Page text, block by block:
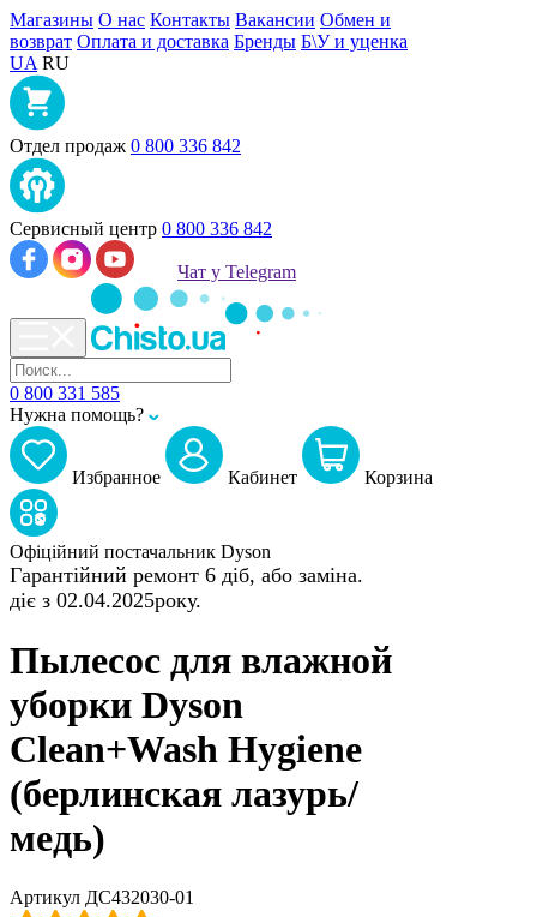
Магазины О нас Контакты Вакансии Обмен и
возврат Оплата и доставка Бренды Б\У и уценка
UA RU
Отдел продаж 0 800 336 842
Сервисный центр 0 800 336 842
Чат у Telegram
0 800 331 585
Нужна помощь?
Избранное Кабинет Корзина
Офіційний постачальник Dyson
Гарантійний ремонт 6 діб, або заміна.
діє з 02.04.2025року.
Пылесос для влажной
уборки Dyson
Clean+Wash Hygiene
(берлинская лазурь/
медь)
Артикул ДС432030-01